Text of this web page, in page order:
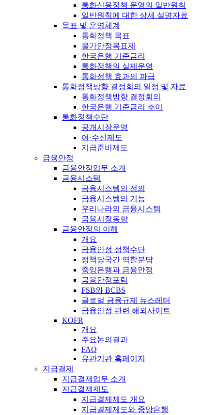
통화신용정책 운영의 일반원칙
일반원칙에 대한 상세 설명자료
목표 및 운영체계
통화정책 목표
물가안정목표제
한국은행 기준금리
통화정책의 실제운영
통화정책 효과의 파급
통화정책방향 결정회의 일정 및 자료
통화정책방향 결정회의
한국은행 기준금리 추이
통화정책수단
공개시장운영
여·수신제도
지급준비제도
금융안정
금융안정업무 소개
금융시스템
금융시스템의 정의
금융시스템의 기능
우리나라의 금융시스템
금융시장동향
금융안정의 이해
개요
금융안정 정책수단
정책당국간 역할분담
중앙은행과 금융안정
금융안정포럼
FSB와 BCBS
글로벌 금융규제 뉴스레터
금융안정 관련 해외사이트
KOFR
개요
주요논의결과
FAQ
유관기관 홈페이지
지급결제
지급결제업무 소개
지급결제제도
지급결제제도 개요
지급결제제도와 중앙은행